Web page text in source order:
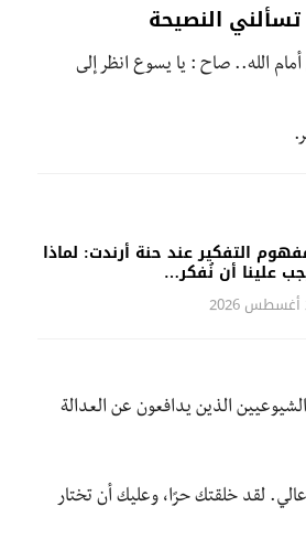
النصيحة
الله.. صاح : يا يسوع انظر إلى
التفكير عند حنة أرندت: لماذا
علينا أن نُفكر…
الذين يدافعون عن العدالة
لقد خلقتك حرًا، وعليك أن تختار